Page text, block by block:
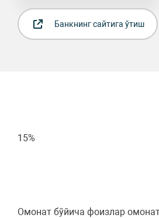
Банкнинг сайтига ўтиш
15%
Омонат бўйича фоизлар